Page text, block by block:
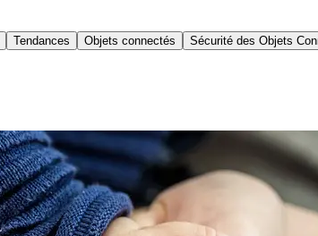
Tendances Objets connectés Sécurité des Objets